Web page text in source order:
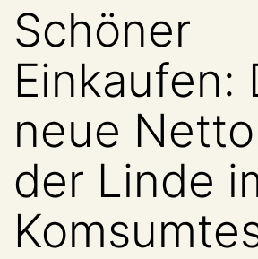
Schöner
Einkaufen:
neue
der Linde